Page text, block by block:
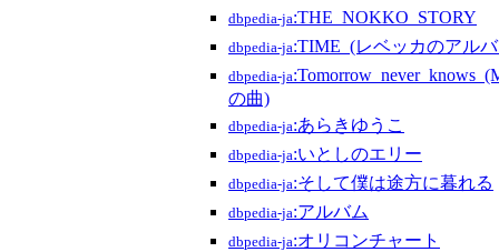
dbpedia-ja:THE_NOKKO_STORY
dbpedia-ja:TIME_(レベッカのアル
dbpedia-ja
の曲)
dbpedia-ja:あらきゆうこ
dbpedia-ja:いとしのエリー
dbpedia-ja:そして僕は途方に暮れる
dbpedia-ja:アルバム
dbpedia-ja:オリコンチャート